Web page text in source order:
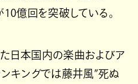
億回を突破している。
日本国内の楽曲およびア
キングでは藤井風”死ぬ